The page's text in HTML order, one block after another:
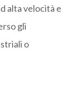
alta velocità e
gli
o